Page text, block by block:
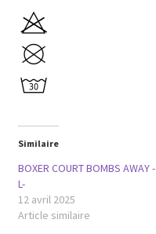
Similaire
BOXER COURT BOMBS AWAY -
L-
12 avril 2025
Article similaire